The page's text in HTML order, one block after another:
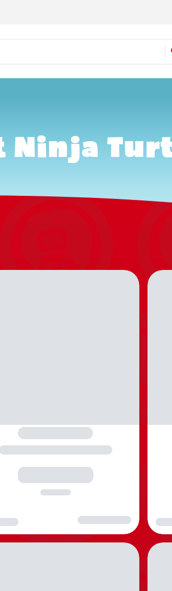
Ninja Turtles